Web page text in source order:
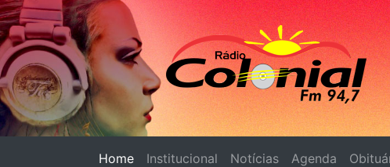
Home (página atual)
Institucional Notícias Agenda